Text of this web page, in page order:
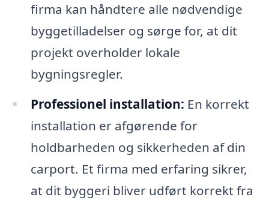
firma kan håndtere alle nødvendige
byggetilladelser og sørge for, at dit
projekt overholder lokale
bygningsregler.
Professionel installation: En korrekt
installation er afgørende for
holdbarheden og sikkerheden af din
carport. Et firma med erfaring sikrer,
at dit byggeri bliver udført korrekt fra